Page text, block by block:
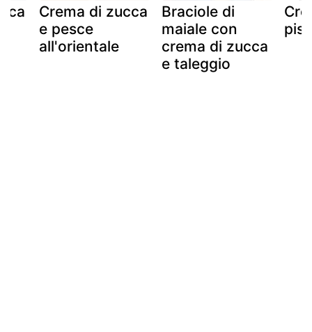
Crema di zucca
e pesce
all'orientale
Braciole di
maiale con
crema di zucca
e taleggio